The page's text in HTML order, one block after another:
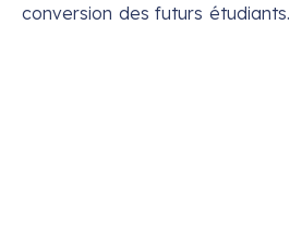
conversion des futurs étudiants.